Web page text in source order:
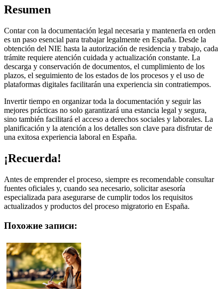
Resumen
Contar con la documentación legal necesaria y mantenerla en orden
es un paso esencial para trabajar legalmente en España. Desde la
obtención del NIE hasta la autorización de residencia y trabajo, cada
trámite requiere atención cuidada y actualización constante. La
descarga y conservación de documentos, el cumplimiento de los
plazos, el seguimiento de los estados de los procesos y el uso de
plataformas digitales facilitarán una experiencia sin contratiempos.
Invertir tiempo en organizar toda la documentación y seguir las
mejores prácticas no solo garantizará una estancia legal y segura,
sino también facilitará el acceso a derechos sociales y laborales. La
planificación y la atención a los detalles son clave para disfrutar de
una exitosa experiencia laboral en España.
¡Recuerda!
Antes de emprender el proceso, siempre es recomendable consultar
fuentes oficiales y, cuando sea necesario, solicitar asesoría
especializada para asegurarse de cumplir todos los requisitos
actualizados y productos del proceso migratorio en España.
Похожие записи: